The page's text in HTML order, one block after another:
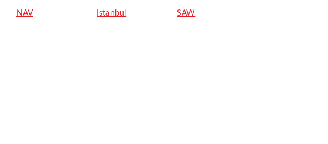
NAV Istanbul SAW